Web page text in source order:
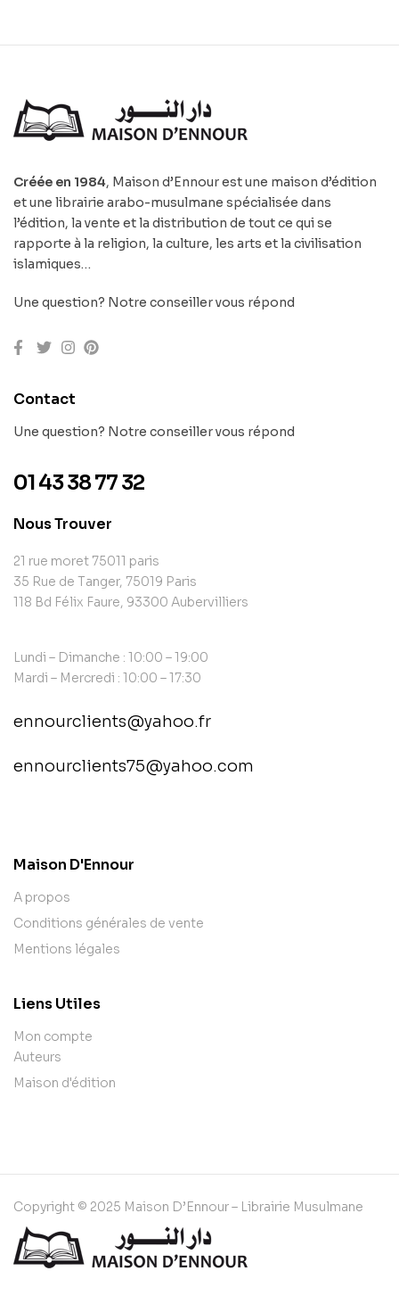
Créée en 1984, Maison d’Ennour est une maison d’édition
et une librairie arabo-musulmane spécialisée dans
l’édition, la vente et la distribution de tout ce qui se
rapporte à la religion, la culture, les arts et la civilisation
islamiques…
Une question? Notre conseiller vous répond
Contact
Une question? Notre conseiller vous répond
01 43 38 77 32
Nous Trouver
21 rue moret 75011 paris
35 Rue de Tanger, 75019 Paris
118 Bd Félix Faure, 93300 Aubervilliers
Lundi – Dimanche : 10:00 – 19:00
Mardi – Mercredi : 10:00 – 17:30
ennourclients@yahoo.fr
ennourclients75@yahoo.com
Maison D'Ennour
A propos
Conditions générales de vente
Mentions légales
Liens Utiles
Mon compte
Auteurs
Maison d'édition
Copyright © 2025 Maison D’Ennour – Librairie Musulmane